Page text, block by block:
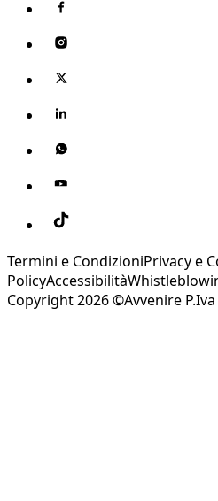
Termini e CondizioniPrivacy e
PolicyAccessibilità
Copyright 2026 ©Avvenire